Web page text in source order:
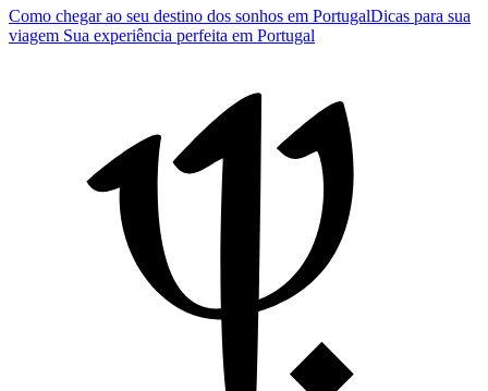
Como chegar ao seu destino dos sonhos em PortugalDicas para sua
viagem Sua experiência perfeita em Portugal